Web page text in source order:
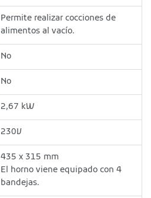
Permite realizar cocciones de
alimentos al vacío.
No
No
2,67 kW
230V
435 x 315 mm
El horno viene equipado con 4
bandejas.